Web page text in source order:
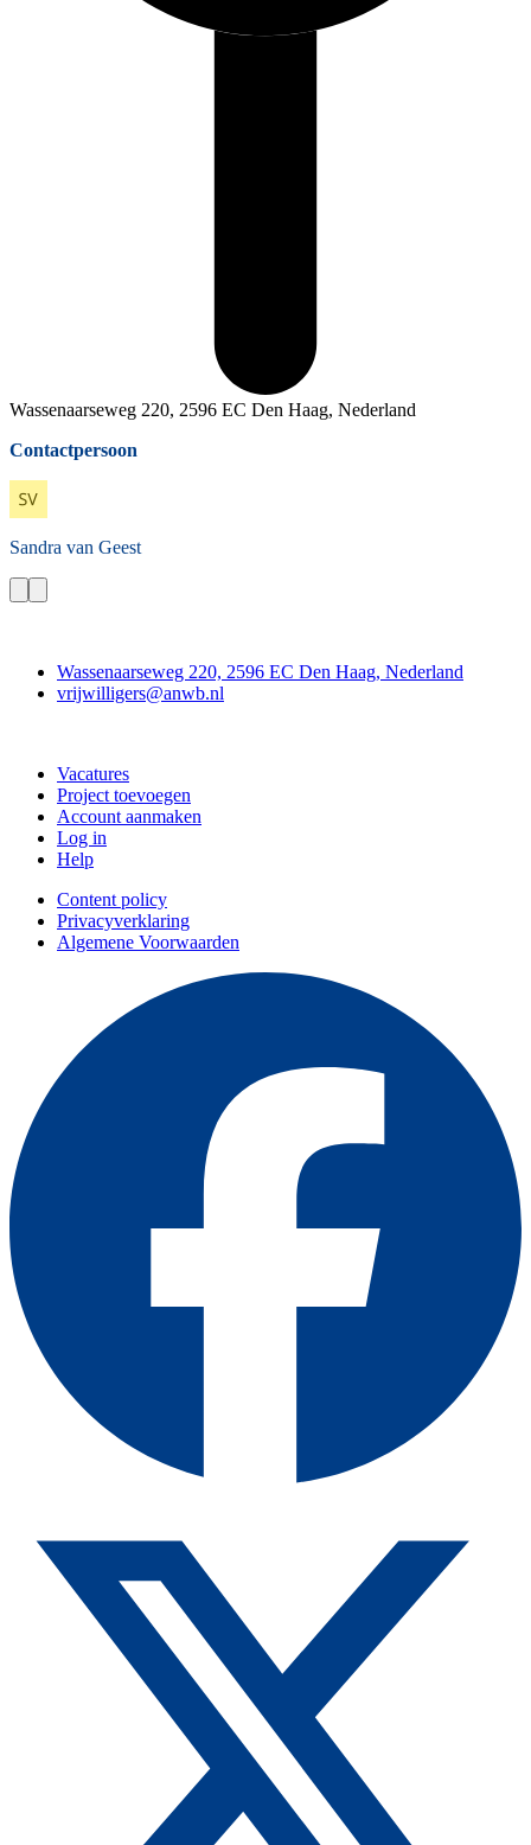
Wassenaarseweg 220, 2596 EC Den Haag, Nederland
Contactpersoon
Sandra van Geest
Wassenaarseweg 220, 2596 EC Den Haag, Nederland
vrijwilligers@anwb.nl
Vacatures
Project toevoegen
Account aanmaken
Log in
Help
Content policy
Privacyverklaring
Algemene Voorwaarden